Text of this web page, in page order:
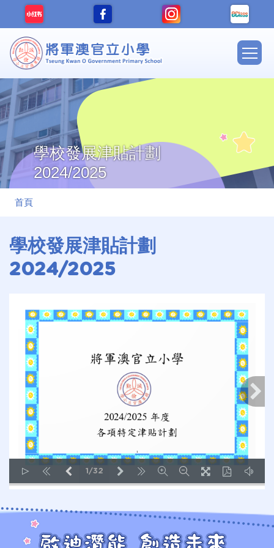
移至主內容
Main
學校發展津貼計劃
2024/2025
導
連
結
首頁
學校發展津貼計劃
2024/2025
LOADING PAGES 101% ...
1/32